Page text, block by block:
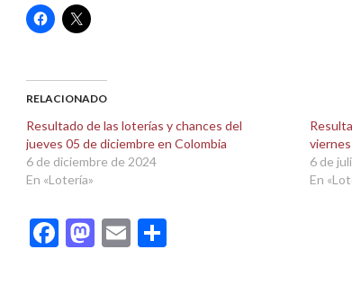
Haz
clic
(Se
abre
una
ventana
nueva)
Haz
clic
(Se
abre
una
ventana
nueva)
RELACIONADO
Resultado de las loterías y chances del
jueves 05 de diciembre en Colombia
6 de diciembre de 2024
En «Lotería»
6 de
En
Facebook
Mastodon
Email